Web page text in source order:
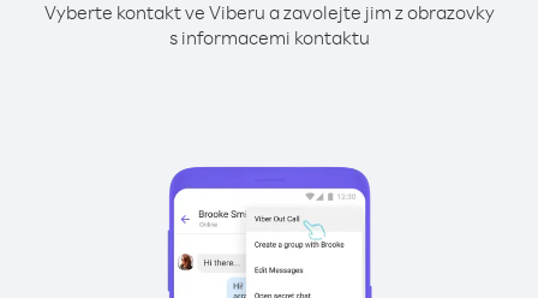
Vyberte kontakt ve Viberu a zavolejte jim z obrazovky
s informacemi kontaktu